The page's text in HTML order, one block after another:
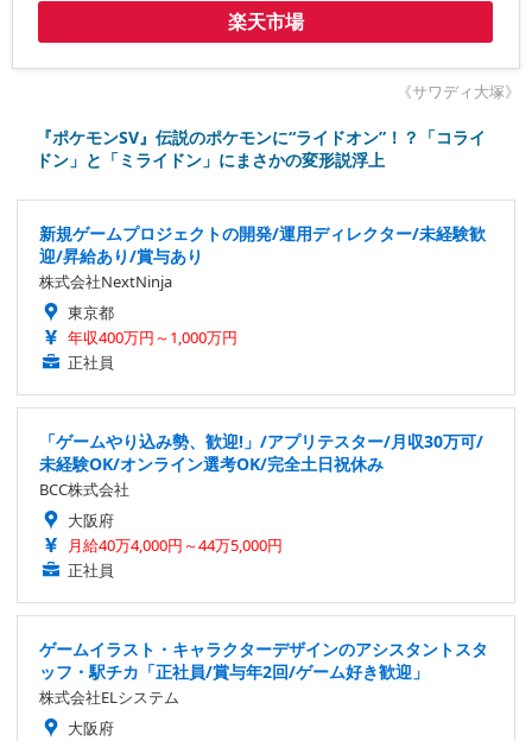
楽天市場
《サワディ大塚》
『ポケモンSV』伝説のポケモンに“ライドオン”！？「コライ
ドン」と「ミライドン」にまさかの変形説浮上
新規ゲームプロジェクトの開発/運用ディレクター/未経験歓
迎/昇給あり/賞与あり
株式会社NextNinja
東京都
年収400万円～1,000万円
正社員
「ゲームやり込み勢、歓迎!」/アプリテスター/月収30万可/
未経験OK/オンライン選考OK/完全土日祝休み
BCC株式会社
大阪府
月給40万4,000円～44万5,000円
正社員
ゲームイラスト・キャラクターデザインのアシスタントスタ
ッフ・駅チカ「正社員/賞与年2回/ゲーム好き歓迎」
株式会社ELシステム
大阪府